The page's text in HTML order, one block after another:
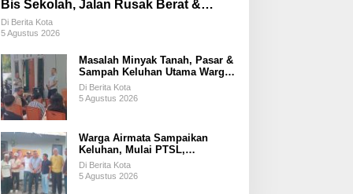
Bis Sekolah, Jalan Rusak Berat &
Susah Pupuk Subsidi
Di Berita Kota
5 Agustus 2026
Masalah Minyak Tanah, Pasar &
Sampah Keluhan Utama Warga
Airnona
Di Berita Kota
5 Agustus 2026
Warga Airmata Sampaikan
Keluhan, Mulai PTSL,
Ketersediaan Minyak Tanah &
Lahan Pemakaman
Di Berita Kota
5 Agustus 2026